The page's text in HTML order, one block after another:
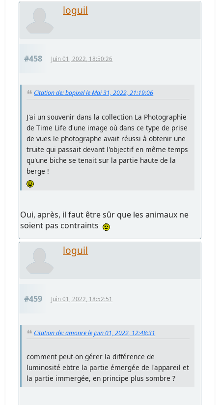
loguil
#458 Juin 01, 2022, 18:50:26
Citation de: bopixel le Mai 31, 2022, 21:19:06
J'ai un souvenir dans la collection La Photographie
de Time Life d'une image où dans ce type de prise
de vues le photographe avait réussi à obtenir une
truite qui passait devant l'objectif en même temps
qu'une biche se tenait sur la partie haute de la
berge !
Oui, après, il faut être sûr que les animaux ne
soient pas contraints
loguil
#459 Juin 01, 2022, 18:52:51
Citation de: amonre le Juin 01, 2022, 12:48:31
comment peut-on gérer la différence de
luminosité ebtre la partie émergée de l'appareil et
la partie immergée, en principe plus sombre ?